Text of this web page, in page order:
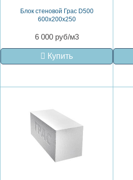
Блок стеновой Грас D500
600x200x250
6 000 руб/м3
Купить